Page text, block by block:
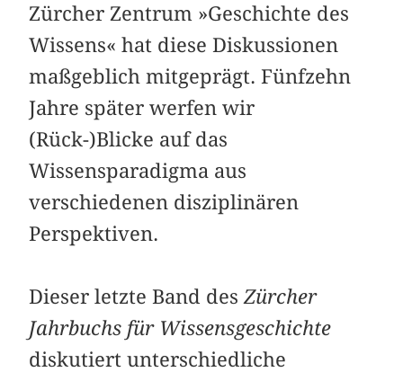
Zürcher Zentrum »Geschichte des
Wissens« hat diese Diskussionen
maßgeblich mitgeprägt. Fünfzehn
Jahre später werfen wir
(Rück-)Blicke auf das
Wissensparadigma aus
verschiedenen disziplinären
Perspektiven.
Dieser letzte Band desZürcher
Jahrbuchs für Wissensgeschichte
diskutiert unterschiedliche